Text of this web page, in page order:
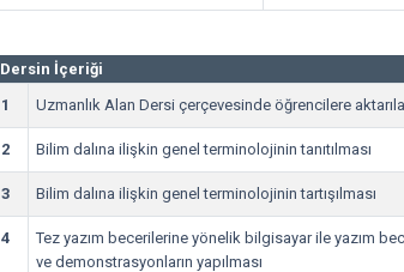
Dersin İçeriği
1
Uzmanlık Alan Dersi çerçevesinde öğrencilere
2 Bilim dalına ilişkin genel terminolojinin tanıtılması
3 Bilim dalına ilişkin genel terminolojinin tartışılması
4
Tez yazım becerilerine yönelik bilgisayar ile yazım
ve demonstrasyonların yapılması